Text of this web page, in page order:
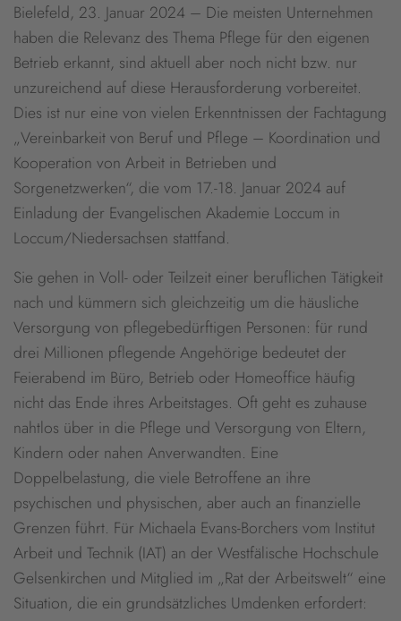
Bielefeld, 23. Januar 2024 – Die meisten Unternehmen
haben die Relevanz des Thema Pflege für den eigenen
Betrieb erkannt, sind aktuell aber noch nicht bzw. nur
unzureichend auf diese Herausforderung vorbereitet.
Dies ist nur eine von vielen Erkenntnissen der Fachtagung
„Vereinbarkeit von Beruf und Pflege – Koordination und
Kooperation von Arbeit in Betrieben und
Sorgenetzwerken“, die vom 17.-18. Januar 2024 auf
Einladung der Evangelischen Akademie Loccum in
Loccum/Niedersachsen stattfand.
Sie gehen in Voll- oder Teilzeit einer beruflichen Tätigkeit
nach und kümmern sich gleichzeitig um die häusliche
Versorgung von pflegebedürftigen Personen: für rund
drei Millionen pflegende Angehörige bedeutet der
Feierabend im Büro, Betrieb oder Homeoffice häufig
nicht das Ende ihres Arbeitstages. Oft geht es zuhause
nahtlos über in die Pflege und Versorgung von Eltern,
Kindern oder nahen Anverwandten. Eine
Doppelbelastung, die viele Betroffene an ihre
psychischen und physischen, aber auch an finanzielle
Grenzen führt. Für Michaela Evans-Borchers vom Institut
Arbeit und Technik (IAT) an der Westfälische Hochschule
Gelsenkirchen und Mitglied im „Rat der Arbeitswelt“ eine
Situation, die ein grundsätzliches Umdenken erfordert: